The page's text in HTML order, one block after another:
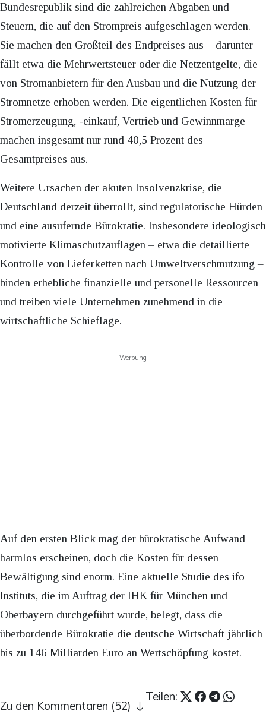
Bundesrepublik sind die zahlreichen Abgaben und
Steuern, die auf den Strompreis aufgeschlagen werden.
Sie machen den Großteil des Endpreises aus – darunter
fällt etwa die Mehrwertsteuer oder die Netzentgelte, die
von Stromanbietern für den Ausbau und die Nutzung der
Stromnetze erhoben werden. Die eigentlichen Kosten für
Stromerzeugung, -einkauf, Vertrieb und Gewinnmarge
machen insgesamt nur rund 40,5 Prozent des
Gesamtpreises aus.
Weitere Ursachen der akuten Insolvenzkrise, die
Deutschland derzeit überrollt, sind regulatorische Hürden
und eine ausufernde Bürokratie. Insbesondere ideologisch
motivierte Klimaschutzauflagen – etwa die detaillierte
Kontrolle von Lieferketten nach Umweltverschmutzung –
binden erhebliche finanzielle und personelle Ressourcen
und treiben viele Unternehmen zunehmend in die
wirtschaftliche Schieflage.
Werbung
Auf den ersten Blick mag der bürokratische Aufwand
harmlos erscheinen, doch die Kosten für dessen
Bewältigung sind enorm. Eine aktuelle Studie des ifo
Instituts, die im Auftrag der IHK für München und
Oberbayern durchgeführt wurde, belegt, dass die
überbordende Bürokratie die deutsche Wirtschaft jährlich
bis zu 146 Milliarden Euro an Wertschöpfung kostet.
Teilen:
Zu den Kommentaren (52)